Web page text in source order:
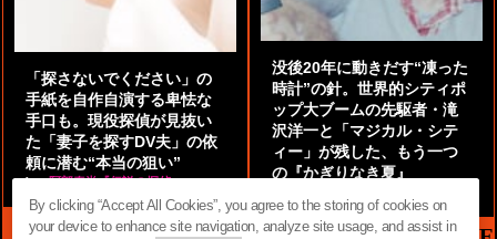
「探さないでください」の
手紙を自作自演する卑怯な
手口も。現役探偵が見抜い
た「妻子を探すDV夫」の依
頼に潜む“本当の狙い”
by 阿部泰尚『伝説の探偵』
没後20年に動きだす“凍った
時計”の針。世界的シティポ
ップ大ブームの先駆者・滝
沢洋一と「マジカル・シテ
ィー」が残した、もう一つ
の『かぎりなき夏』
By clicking “Accept All Cookies”, you agree to the storing of cookies on
your device to enhance site navigation, analyze site usage, and assist in